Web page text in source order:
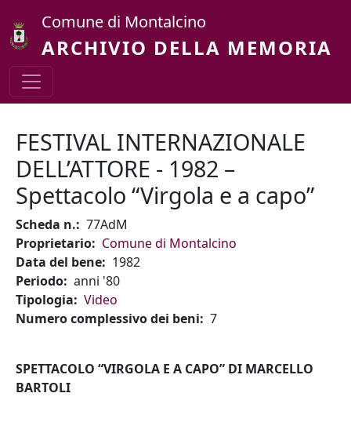
Comune di Montalcino
ARCHIVIO DELLA MEMORIA
FESTIVAL INTERNAZIONALE
DELL’ATTORE - 1982 –
Spettacolo “Virgola e a capo”
Scheda n.
77AdM
Proprietario
Comune di Montalcino
Data del bene
1982
Periodo anni '80
Tipologia
Video
Numero complessivo dei beni
7
SPETTACOLO “VIRGOLA E A CAPO” DI MARCELLO
BARTOLI